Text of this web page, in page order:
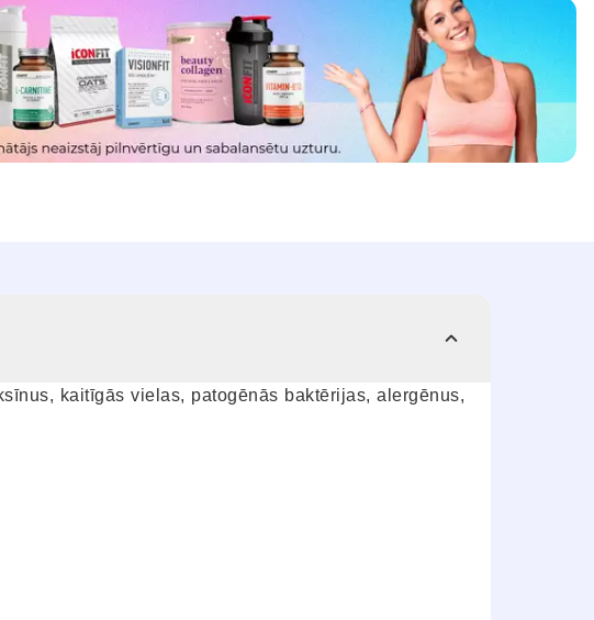
kaitīgās vielas, patogēnās baktērijas, alergēnus,